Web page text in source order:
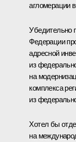
агломерации
Убедительно
Федерации
адресной
из
на
комплекса
из
Хотел бы
на